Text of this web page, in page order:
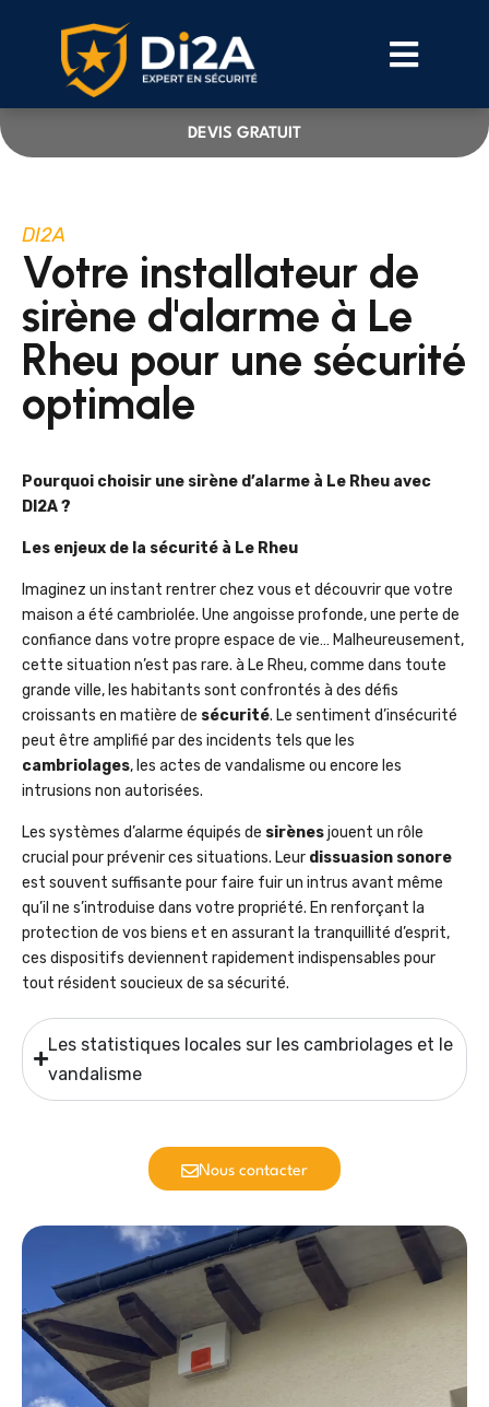
DEVIS GRATUIT
DI2A
Votre installateur de
sirène d'alarme à Le
Rheu pour une sécurité
optimale
Pourquoi choisir une sirène d’alarme à Le Rheu avec
DI2A ?
Les enjeux de la sécurité à Le Rheu
Imaginez un instant rentrer chez vous et découvrir que votre
maison a été cambriolée. Une angoisse profonde, une perte de
confiance dans votre propre espace de vie… Malheureusement,
cette situation n’est pas rare. à Le Rheu, comme dans toute
grande ville, les habitants sont confrontés à des défis
croissants en matière de sécurité. Le sentiment d’insécurité
peut être amplifié par des incidents tels que les
cambriolages, les actes de vandalisme ou encore les
intrusions non autorisées.
Les systèmes d’alarme équipés de sirènesjouent un rôle
crucial pour prévenir ces situations. Leur dissuasion sonore
est souvent suffisante pour faire fuir un intrus avant même
qu’il ne s’introduise dans votre propriété. En renforçant la
protection de vos biens et en assurant la tranquillité d’esprit,
ces dispositifs deviennent rapidement indispensables pour
tout résident soucieux de sa sécurité.
Les statistiques locales sur les cambriolages et le
vandalisme
Nous contacter